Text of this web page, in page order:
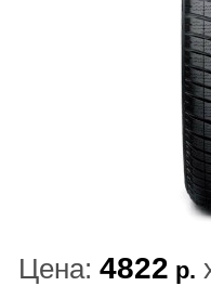
Скидка
Сезонное
Цена: 4822 р.